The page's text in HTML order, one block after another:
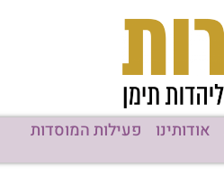
אודותינו פעילות המוסדות